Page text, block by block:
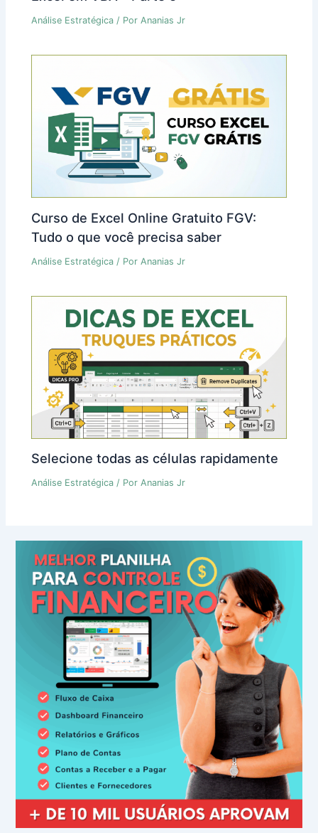
Análise Estratégica / PorAnanias Jr
Curso de Excel Online Gratuito FGV:
Tudo o que você precisa saber
Análise Estratégica / PorAnanias Jr
Selecione todas as células rapidamente
Análise Estratégica / PorAnanias Jr